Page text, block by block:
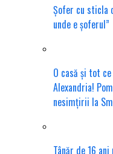
Șofer cu sticla
unde e șoferul”
O casă și tot
Alexandria!
nesimțirii la
Tânăr de 16